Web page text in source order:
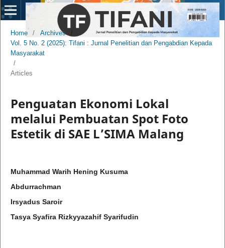
Home / Archives
/
Vol. 5 No. 2 (2025): Tifani : Jurnal Penelitian dan Pengabdian Kepada
Masyarakat
/
Articles
Penguatan Ekonomi Lokal
melalui Pembuatan Spot Foto
Estetik di SAE L’SIMA Malang
Muhammad Warih Hening Kusuma
Abdurrachman
Irsyadus Saroir
Tasya Syafira Rizkyyazahif Syarifudin